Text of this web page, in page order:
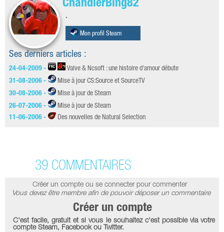
ChandlerBing82
.
Mon profil Steam
Ses derniers articles :
24-04-2009 -
Valve & Ncsoft : une histoire d'amour débute
31-08-2006 -
Mise à jour CS:Source et SourceTV
30-08-2006 -
Mise à jour de Steam
26-07-2006 -
Mise à jour de Steam
11-06-2006 -
Des nouvelles de Natural Selection
39 COMMENTAIRES
Créer un compte ou se connecter pour commenter
Vous devez être membre afin de pouvoir déposer un commentaire
Créer un compte
C'est facile, gratuit et si vous le souhaitez c'est possible via votre
compte Steam, Facebook ou Twitter.